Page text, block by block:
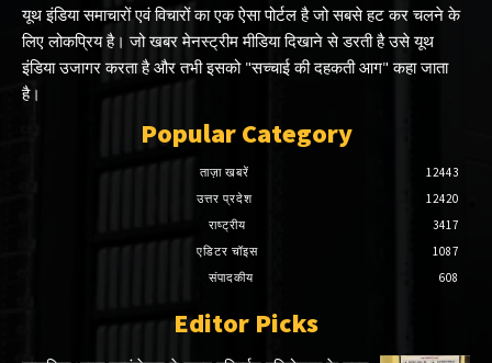
यूथ इंडिया समाचारों एवं विचारों का एक ऐसा पोर्टल है जो सबसे हट कर चलने के
लिए लोकप्रिय है। जो खबर मेनस्ट्रीम मीडिया दिखाने से डरती है उसे यूथ
इंडिया उजागर करता है और तभी इसको "सच्चाई की दहकती आग" कहा जाता
है।
Popular Category
ताज़ा खबरें
12443
उत्तर प्रदेश
12420
राष्ट्रीय
3417
एडिटर चॉइस
1087
संपादकीय
608
Editor Picks